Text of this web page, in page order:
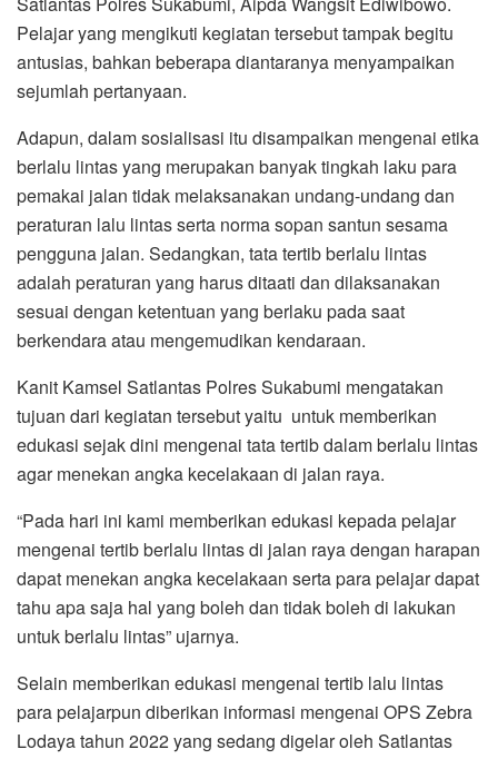
Pelajar yang mengikuti kegiatan tersebut tampak begitu
antusias, bahkan beberapa diantaranya menyampaikan
sejumlah pertanyaan.
Adapun, dalam sosialisasi itu disampaikan mengenai etika
berlalu lintas yang merupakan banyak tingkah laku para
pemakai jalan tidak melaksanakan undang-undang dan
peraturan lalu lintas serta norma sopan santun sesama
pengguna jalan. Sedangkan, tata tertib berlalu lintas
adalah peraturan yang harus ditaati dan dilaksanakan
sesuai dengan ketentuan yang berlaku pada saat
berkendara atau mengemudikan kendaraan.
Kanit Kamsel Satlantas Polres Sukabumi mengatakan
tujuan dari kegiatan tersebut yaitu untuk memberikan
edukasi sejak dini mengenai tata tertib dalam berlalu lintas
agar menekan angka kecelakaan di jalan raya.
“Pada hari ini kami memberikan edukasi kepada pelajar
mengenai tertib berlalu lintas di jalan raya dengan harapan
dapat menekan angka kecelakaan serta para pelajar dapat
tahu apa saja hal yang boleh dan tidak boleh di lakukan
untuk berlalu lintas” ujarnya.
Selain memberikan edukasi mengenai tertib lalu lintas
para pelajarpun diberikan informasi mengenai OPS Zebra
Lodaya tahun 2022 yang sedang digelar oleh Satlantas